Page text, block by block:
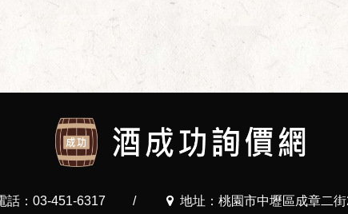
話：03-451-6317 / 地址：桃園市中壢區成章二